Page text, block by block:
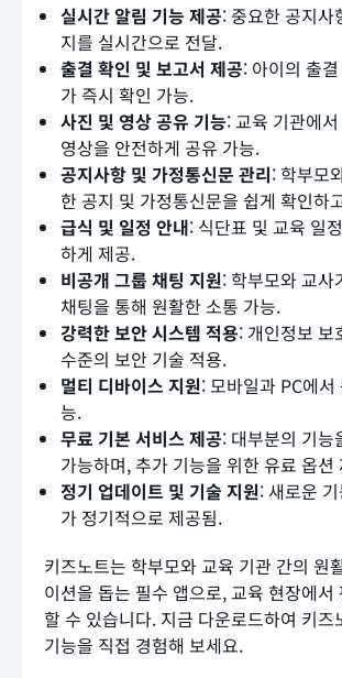
실시간 알림 기능 제공: 중요한 공지사
지를 실시간으로 전달.
출결 확인 및 보고서 제공: 아이의 출
가 즉시 확인 가능.
사진 및 영상 공유 기능: 교육 기관에
영상을 안전하게 공유 가능.
공지사항 및 가정통신문 관리: 학부모
한 공지 및 가정통신문을 쉽게 확인하
급식 및 일정 안내: 식단표 및 교육 일
하게 제공.
비공개 그룹 채팅 지원: 학부모와 교사
채팅을 통해 원활한 소통 가능.
강력한 보안 시스템 적용: 개인정보 보
수준의 보안 기술 적용.
멀티 디바이스 지원: 모바일과 PC에
능.
무료 기본 서비스 제공: 대부분의 기능
가능하며, 추가 기능을 위한 유료 옵션
정기 업데이트 및 기술 지원: 새로운
가 정기적으로 제공됨.
키즈노트는 학부모와 교육 기관 간의 원
이션을 돕는 필수 앱으로, 교육 현장에서
할 수 있습니다. 지금 다운로드하여 키즈
기능을 직접 경험해 보세요.